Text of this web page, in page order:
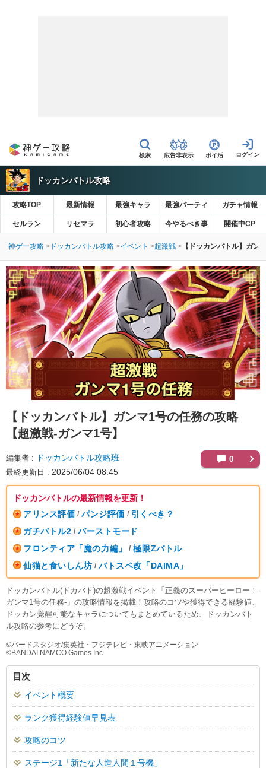
広告非表示 ポイ活
ドッカンバトル攻略
攻略TOP 最新情報 最強キャラ 最強パーティ ガチャ情報
セルラン リセマラ 初心者攻略 今やるべき事 開催中CP
神ゲー攻略 ドッカンバトル攻略 イベント 超激戦 【ドッカンバトル】ガン
【ドッカンバトル】 ガンマ1号の任務の攻略
【超激戦-ガンマ1号】
編集者 ドッカンバトル攻略班
最終更新日 2025/06/04 08:45
0
ドッカンバトルの最新情報を更新！
アリンス評価 / パンジ評価 / 引くべき？
ガチバトル2 / バーストモード
フロンティア「魔の力編」
/ 極限Zバトル
仙猫と食いしん坊 / バトスペ改「DAIMA」
ドッカンバトル(ドカバト)の超激戦イベント「正義のスーパーヒーロー！-
ガンマ1号の任務-」の攻略情報を掲載！攻略のコツや獲得できる経験値、
ドッカン覚醒可能なキャラについてもまとめているため、ドッカンバト
ル攻略の参考にどうぞ。
©︎バードスタジオ/集英社・フジテレビ・東映アニメーション
©︎BANDAI NAMCO Games Inc.
目次
イベント概要
ランク獲得経験値早見表
攻略のコツ
ステージ1「新たな人造人間１号機」